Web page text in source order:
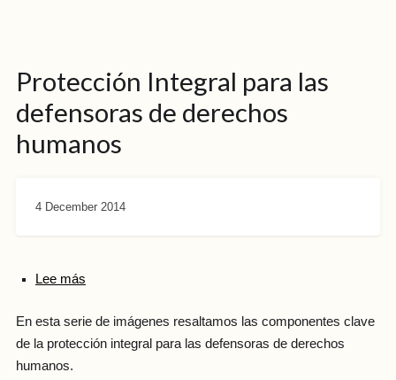
Protección Integral para las
defensoras de derechos
humanos
4 December 2014
Lee más
En esta serie de imágenes resaltamos las componentes clave
de la protección integral para las defensoras de derechos
humanos.